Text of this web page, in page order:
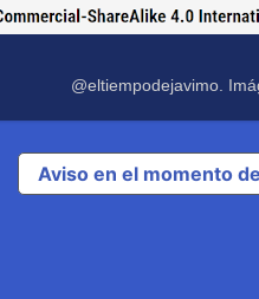
@eltiempodejavimo.
Aviso en el momento